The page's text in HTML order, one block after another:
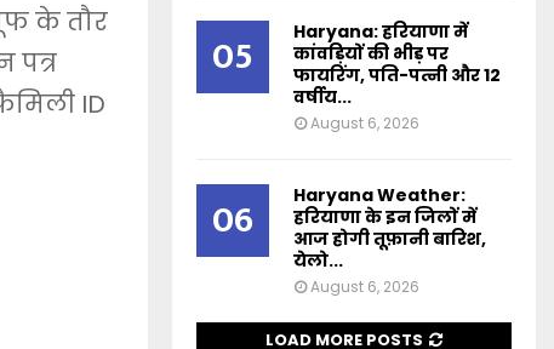
के तौर
पत्र
ID
05
Haryana: हरियाणा में
कांवड़ियों की भीड़ पर
फायरिंग, पति-पत्नी और 12
वर्षीय...
August 6, 2026
06
Haryana Weather:
हरियाणा के इन जिलों में
आज होगी तूफ़ानी बारिश,
येलो...
August 6, 2026
LOAD MORE POSTS